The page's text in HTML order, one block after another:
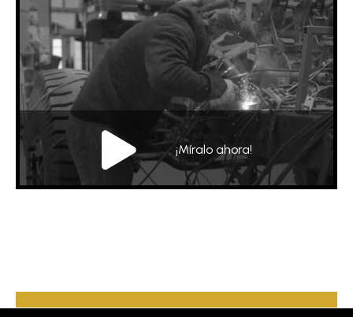
¡Míralo ahora!